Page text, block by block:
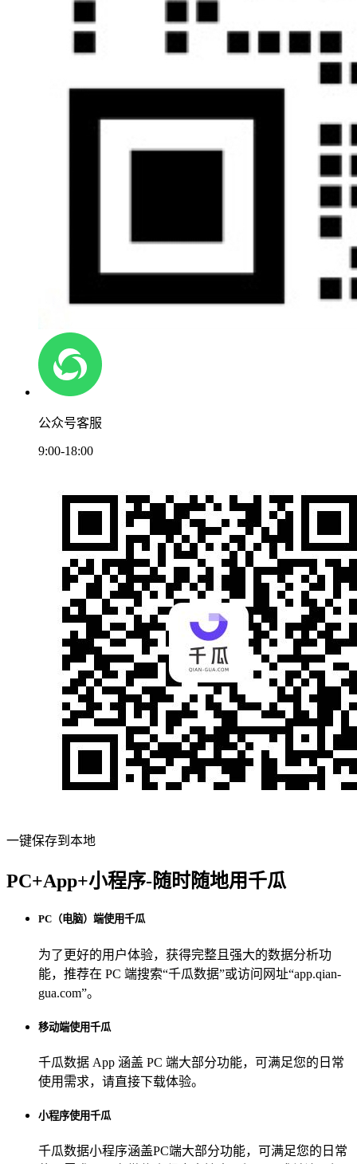
公众号客服
9:00-18:00
一键保存到本地
PC+App+小程序-随时随地用千瓜
PC（电脑）端使用千瓜
为了更好的用户体验，获得完整且强大的数据分析功
能，推荐在 PC 端搜索“千瓜数据”或访问网址“app.qian-
gua.com”。
移动端使用千瓜
千瓜数据 App 涵盖 PC 端大部分功能，可满足您的日常
使用需求，请直接下载体验。
小程序使用千瓜
千瓜数据小程序涵盖PC端大部分功能，可满足您的日常